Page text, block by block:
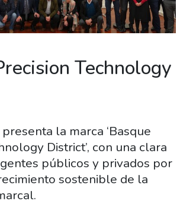
Technology
la marca ‘Basque
District’, con una clara
públicos y privados por
sostenible de la